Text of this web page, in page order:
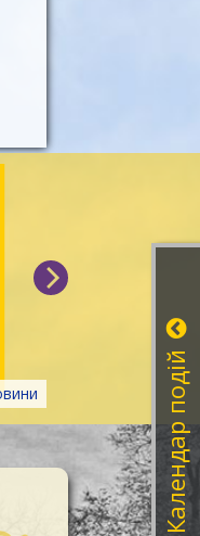
08.06.2026
Літературна
херсонськихКалендар подій